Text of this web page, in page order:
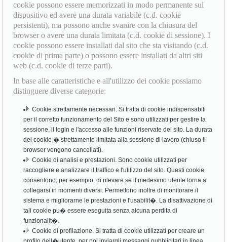
cookie possono essere memorizzati in modo permanente sul
dispositivo ed avere una durata variabile (c.d. cookie
persistenti), ma possono anche svanire con la chiusura del
browser o avere una durata limitata (c.d. cookie di sessione). I
cookie possono essere installati dal sito che sta visitando (c.d.
cookie di prima parte) o possono essere installati da altri siti
web (c.d. cookie di terze parti).
In base alle caratteristiche e all'utilizzo dei cookie possiamo
distinguere diverse categorie:
Cookie strettamente necessari. Si tratta di cookie indispensabili
per il corretto funzionamento del Sito e sono utilizzati per gestire la
sessione, il login e l'accesso alle funzioni riservate del sito. La durata
dei cookie � strettamente limitata alla sessione di lavoro (chiuso il
browser vengono cancellati).
Cookie di analisi e prestazioni. Sono cookie utilizzati per
raccogliere e analizzare il traffico e l'utilizzo del sito. Questi cookie
consentono, per esempio, di rilevare se il medesimo utente torna a
collegarsi in momenti diversi. Permettono inoltre di monitorare il
sistema e migliorarne le prestazioni e l'usabilit�. La disattivazione di
tali cookie pu� essere eseguita senza alcuna perdita di
funzionalit�.
Cookie di profilazione. Si tratta di cookie utilizzati per creare un